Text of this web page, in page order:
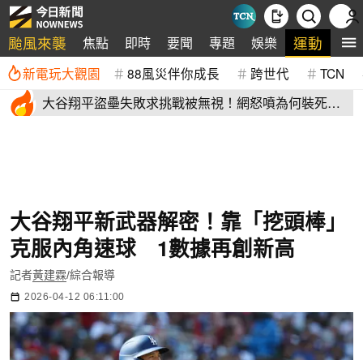
颱風來襲 焦點 即時 要聞 專題 娛樂 運動 全
新電玩大觀園 88風災伴你成長 跨世代 TCN
大谷翔平盜壘失敗求挑戰被無視！網怒噴為何裝死？
大谷翔平新武器解密！靠「挖頭棒」
克服內角速球 1數據再創新高
記者黃建霖/綜合報導
2026-04-12 06:11:00